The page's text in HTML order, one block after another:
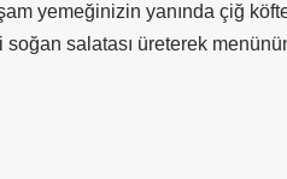
yemeğinizin yanında çiğ
salatası üreterek